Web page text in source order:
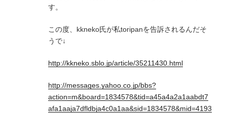
す。
この度、kkneko氏が私toripanを告訴されるんだそ
うで↓
http://kkneko.sblo.jp/article/35211430.html
http://messages.yahoo.co.jp/bbs?
action=m&board=1834578&tid=a45a4a2a1aabdt7
afa1aaja7dfldbja4c0a1aa&sid=1834578&mid=4193